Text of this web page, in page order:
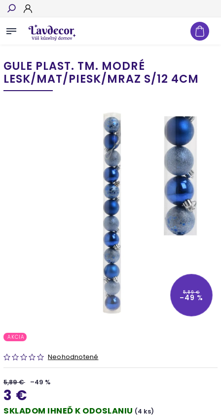
Hľadať
GULE PLAST. TM. MODRÉ
LESK/MAT/PIESK/MRAZ S/12 4CM
5,89 €
–49 %
AKCIA
Neohodnotené
5,89 € –49 %
3 €
SKLADOM IHNEĎ K ODOSLANIU (4 ks)